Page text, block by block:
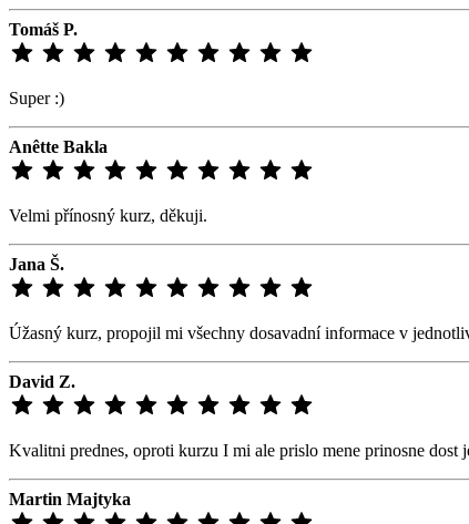
Tomáš P.
Super :)
Anêtte Bakla
Velmi přínosný kurz, děkuji.
Jana Š.
Úžasný kurz, propojil mi všechny dosavadní informace v
David Z.
Kvalitni prednes, oproti kurzu I mi ale prislo mene prinosne dost
Martin Majtyka